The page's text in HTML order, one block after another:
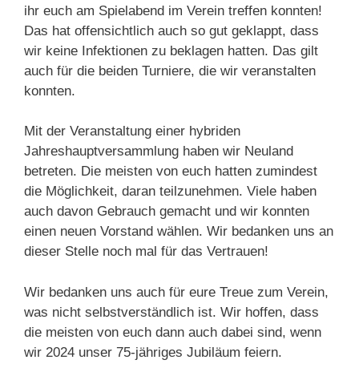
ihr euch am Spielabend im Verein treffen konnten!
Das hat offensichtlich auch so gut geklappt, dass
wir keine Infektionen zu beklagen hatten. Das gilt
auch für die beiden Turniere, die wir veranstalten
konnten.
Mit der Veranstaltung einer hybriden
Jahreshauptversammlung haben wir Neuland
betreten. Die meisten von euch hatten zumindest
die Möglichkeit, daran teilzunehmen. Viele haben
auch davon Gebrauch gemacht und wir konnten
einen neuen Vorstand wählen. Wir bedanken uns an
dieser Stelle noch mal für das Vertrauen!
Wir bedanken uns auch für eure Treue zum Verein,
was nicht selbstverständlich ist. Wir hoffen, dass
die meisten von euch dann auch dabei sind, wenn
wir 2024 unser 75-jähriges Jubiläum feiern.